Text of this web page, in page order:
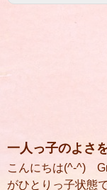
一人っ子のよさ
こんにちは(^-^)
がひとりっ子状態